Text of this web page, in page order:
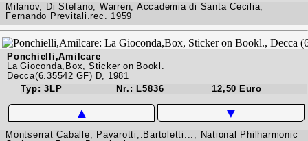
Milanov, Di Stefano, Warren, Accademia di Santa Cecilia,
Fernando Previtali.rec. 1959
Ponchielli,Amilcare
La Gioconda,Box, Sticker on Bookl.
Decca(6.35542 GF) D, 1981
Typ: 3LP
Nr.: L5836 12,50 Euro
▲ ▼
Montserrat Caballe, Pavarotti,.Bartoletti..., National Philharmonic